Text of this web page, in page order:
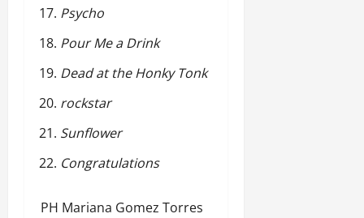
Psycho
Pour Me a Drink
Dead at the Honky Tonk
rockstar
Sunflower
Congratulations
PH Mariana Gomez Torres